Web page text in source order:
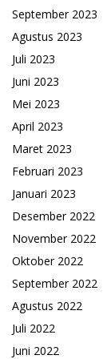
September 2023
Agustus 2023
Juli 2023
Juni 2023
Mei 2023
April 2023
Maret 2023
Februari 2023
Januari 2023
Desember 2022
November 2022
Oktober 2022
September 2022
Agustus 2022
Juli 2022
Juni 2022